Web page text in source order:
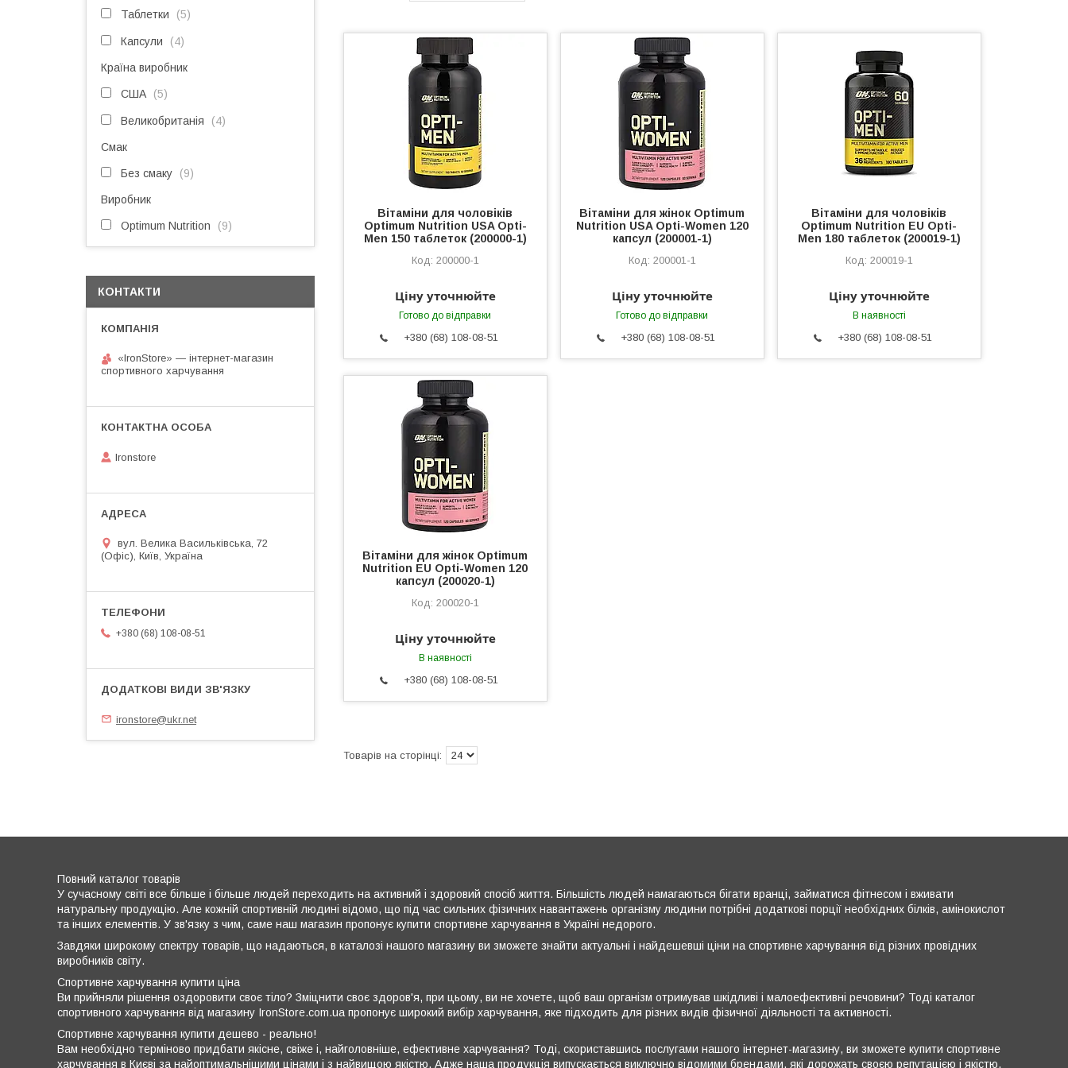
Вітаміни для чоловіків
Optimum Nutrition USA Opti-
Men 150 таблеток (200000-1)
200000-1
Ціну уточнюйте
Готово до відправки
+380 (68) 108-08-51
Вітаміни для жінок Optimum
Nutrition USA Opti-Women 120
капсул (200001-1)
200001-1
Ціну уточнюйте
Готово до відправки
+380 (68) 108-08-51
Вітаміни для чоловіків
Optimum Nutrition EU Opti-
Men 180 таблеток (200019-1)
200019-1
Ціну уточнюйте
В наявності
+380 (68) 108-08-51
Вітаміни для жінок Optimum
Nutrition EU Opti-Women 120
капсул (200020-1)
200020-1
Ціну уточнюйте
В наявності
+380 (68) 108-08-51
Таблетки 5
Капсули 4
Країна виробник
США 5
Великобританія 4
Смак
Без смаку 9
Виробник
Optimum Nutrition 9
КОНТАКТИ
«IronStore» — інтернет-магазин
спортивного харчування
Ironstore
вул. Велика Васильківська, 72
(Офіс), Київ, Україна
+380 (68) 108-08-51
ironstore@ukr.net
Повний каталог товарів
У сучасному світі все більше і більше людей переходить на активний і здоровий спосіб життя. Більшість людей намагаються бігати вранці, займатися фітнесом і вживати
натуральну продукцію. Але кожній спортивній людині відомо, що під час сильних фізичних навантажень організму людини потрібні додаткові порції необхідних білків, амінокислот
та інших елементів. У зв'язку з чим, саме наш магазин пропонує купити спортивне харчування в Україні недорого.
Завдяки широкому спектру товарів, що надаються, в каталозі нашого магазину ви зможете знайти актуальні і найдешевші ціни на спортивне харчування від різних провідних
виробників світу.
Спортивне харчування купити ціна
Ви прийняли рішення оздоровити своє тіло? Зміцнити своє здоров'я, при цьому, ви не хочете, щоб ваш організм отримував шкідливі і малоефективні речовини? Тоді каталог
спортивного харчування від магазину IronStore.com.ua пропонує широкий вибір харчування, яке підходить для різних видів фізичної діяльності та активності.
Спортивне харчування купити дешево - реально!
Вам необхідно терміново придбати якісне, свіже і, найголовніше, ефективне харчування? Тоді, скориставшись послугами нашого інтернет-магазину, ви зможете купити спортивне
харчування в Києві за найоптимальнішими цінами і з найвищою якістю. Адже наша продукція випускається виключно відомими брендами, які дорожать своєю репутацією і якістю.